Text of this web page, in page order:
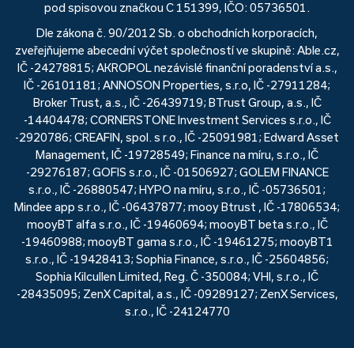
pod spisovou značkou C 151399, IČO: 05736501.
Dle zákona č. 90/2012 Sb. o obchodních korporacích,
zveřejňujeme abecední výčet společností ve skupině: Able.cz,
IČ -24278815; AKROPOL nezávislé finanční poradenství a.s.,
IČ -26101181; ANNOSON Properties, s.r.o, IČ -27911284;
Broker Trust, a.s., IČ -26439719; BTrust Group, a.s., IČ
-14404478; CORNERSTONE Investment Services s.r.o., IČ
-2920786; CREAFIN, spol. s r.o., IČ -25091981; Edward Asset
Management, IČ -19728549; Finance na míru, s.r.o., IČ
-29276187; GOFIS s.r.o., IČ -01506927; GOLEM FINANCE
s.r.o., IČ -26880547; HYPO na míru, s.r.o., IČ -05736501;
Mindee app s.r.o., IČ -06437877; mooy Btrust , IČ -17806534;
mooyBT alfa s.r.o., IČ -19460694; mooyBT beta s.r.o., IČ
-19460988; mooyBT gama s.r.o., IČ -19461275; mooyBT1
s.r.o., IČ -19428413; Sophia Finance, s.r.o., IČ -25604856;
Sophia Kilcullen Limited, Reg. Č -350084; VHI, s.r.o., IČ
-28435095; ZenX Capital, a.s., IČ -09289127; ZenX Services,
s.r.o., IČ -24124770